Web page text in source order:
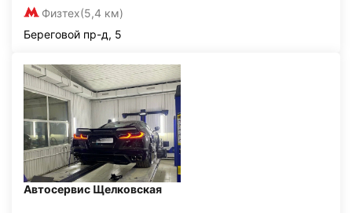
Физтех(5,4 км)
Береговой пр-д, 5
Автосервис Щелковская